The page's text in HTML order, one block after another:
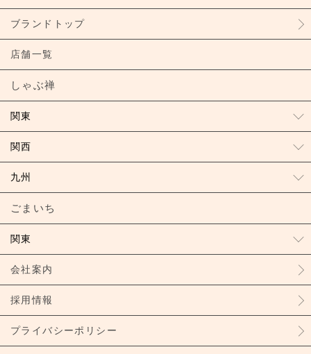
ブランドトップ
店舗一覧
しゃぶ禅
関東
関西
九州
ごまいち
関東
会社案内
採用情報
プライバシーポリシー